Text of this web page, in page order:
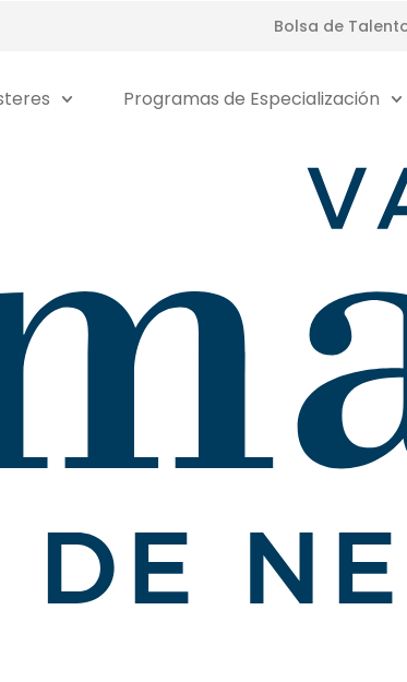
Bolsa de
Programas de Especialización